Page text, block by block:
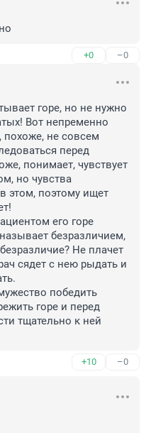
+0 –0
горе, но не нужно
Вот непременно
не совсем
перед
понимает, чувствует
но чувства
этом, поэтому ищет
его горе
безразличием,
Не плачет
сядет с нею рыдать и
победить
горе и перед
тщательно к ней
+10 –0